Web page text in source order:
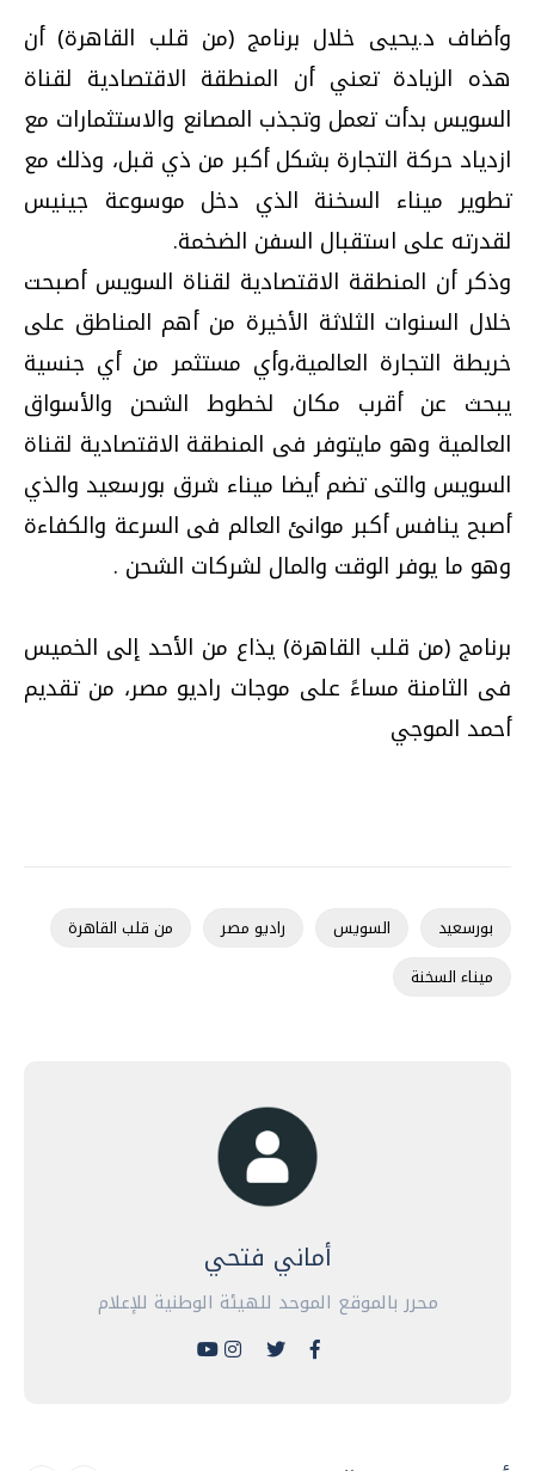
وأضاف د.يحيى خلال برنامج (من قلب القاهرة) أن
هذه الزيادة تعني أن المنطقة الاقتصادية لقناة
السويس بدأت تعمل وتجذب المصانع والاستثمارات مع
ازدياد حركة التجارة بشكل أكبر من ذي قبل، وذلك مع
تطوير ميناء السخنة الذي دخل موسوعة جينيس
لقدرته على استقبال السفن الضخمة.
وذكر أن المنطقة الاقتصادية لقناة السويس أصبحت
خلال السنوات الثلاثة الأخيرة من أهم المناطق على
خريطة التجارة العالمية،وأي مستثمر من أي جنسية
يبحث عن أقرب مكان لخطوط الشحن والأسواق
العالمية وهو مايتوفر فى المنطقة الاقتصادية لقناة
السويس والتى تضم أيضا ميناء شرق بورسعيد والذي
أصبح ينافس أكبر موانئ العالم فى السرعة والكفاءة
وهو ما يوفر الوقت والمال لشركات الشحن .
برنامج (من قلب القاهرة) يذاع من الأحد إلى الخميس
فى الثامنة مساءً على موجات راديو مصر، من تقديم
أحمد الموجي
بورسعيد السويس راديو مصر
من قلب القاهرة
ميناء السخنة
أماني فتحي
محرر بالموقع الموحد للهيئة الوطنية للإعلام